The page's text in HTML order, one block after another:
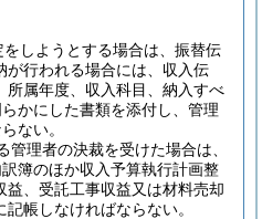
しようとする場合は、振替伝
が行われる場合には、収入伝
所属年度、収入科目、納入すべ
かにした書類を添付し、管理
ない。
管理者の決裁を受けた場合は、
簿のほか収入予算執行計画整
益、受託工事収益又は材料売却
記帳しなければならない。